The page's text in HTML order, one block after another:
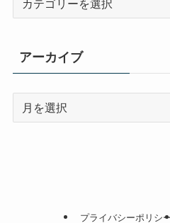
リ
ー
アーカイブ
プライバシーポリシ